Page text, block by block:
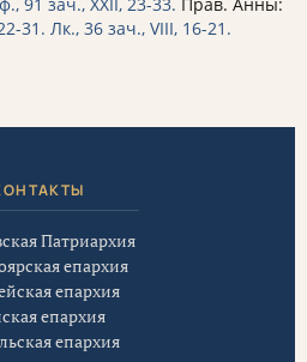
31. Лк., 36 зач., VIII, 16-21.
Патриархия
епархия
епархия
епархия
епархия